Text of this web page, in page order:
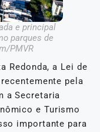
e principal
parques de
PMVR
Redonda, a Lei de
pela
a Secretaria
e Turismo
importante para